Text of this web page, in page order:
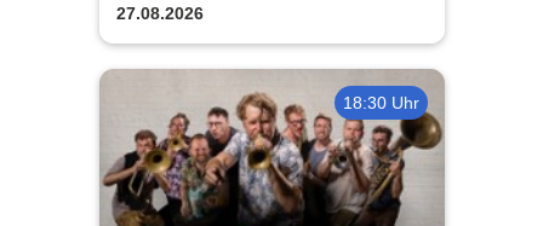
27.08.2026
18:30 Uhr